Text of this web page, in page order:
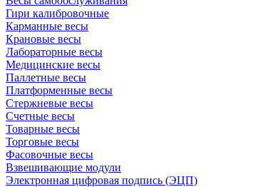
Гири калибровочные
Карманные весы
Крановые весы
Лабораторные весы
Медицинские весы
Паллетные весы
Платформенные весы
Стержневые весы
Счетные весы
Товарные весы
Торговые весы
Фасовочные весы
Взвешивающие модули
Электронная цифровая подпись (ЭЦП)